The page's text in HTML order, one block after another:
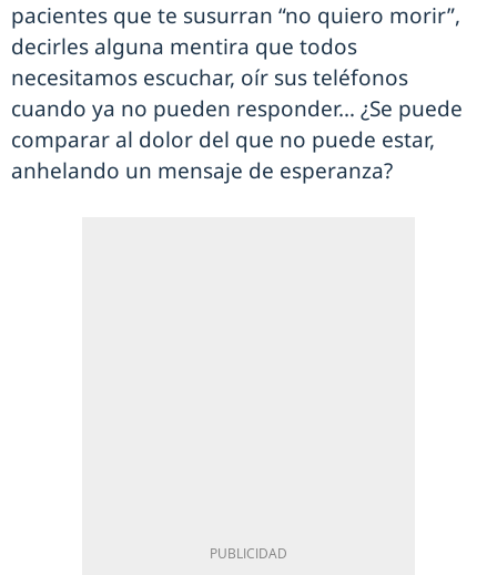
pacientes que te susurran “no quiero morir”,
decirles alguna mentira que todos
necesitamos escuchar, oír sus teléfonos
cuando ya no pueden responder… ¿Se puede
comparar al dolor del que no puede estar,
anhelando un mensaje de esperanza?